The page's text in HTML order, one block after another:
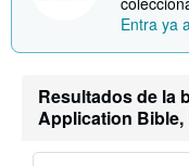
Entra ya
Resultados de la
Application Bible,